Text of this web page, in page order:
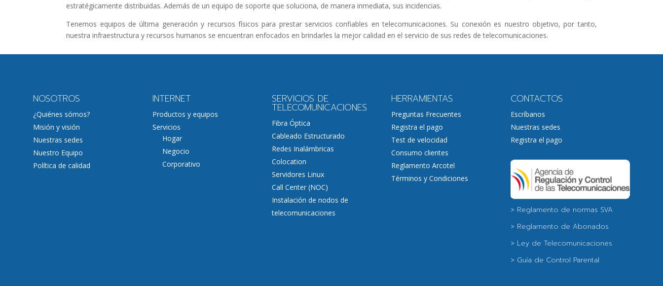
estratégicamente distribuidas. Además de un equipo de soporte que soluciona, de manera inmediata, sus incidencias.
Tenemos equipos de última generación y recursos físicos para prestar servicios confiables en telecomunicaciones. Su conexión es nuestro objetivo, por tanto,
nuestra infraestructura y recursos humanos se encuentran enfocados en brindarles la mejor calidad en el servicio de sus redes de telecomunicaciones.
NOSOTROS
¿Quiénes sómos?
Misión y visión
Nuestras sedes
Nuestro Equipo
Política de calidad
INTERNET
Productos y equipos
Servicios
Hogar
Negocio
Corporativo
SERVICIOS DE
TELECOMUNICACIONES
Fibra Óptica
Cableado Estructurado
Redes Inalámbricas
Colocation
Servidores Linux
Call Center (NOC)
Instalación de nodos de
telecomunicaciones
HERRAMIENTAS
Preguntas Frecuentes
Registra el pago
Test de velocidad
Consumo clientes
Reglamento Arcotel
Términos y Condiciones
CONTACTOS
Escríbanos
Nuestras sedes
Registra el pago
> Reglamento de normas SVA
> Reglamento de Abonados
> Ley de Telecomunicaciones
> Guía de Control Parental